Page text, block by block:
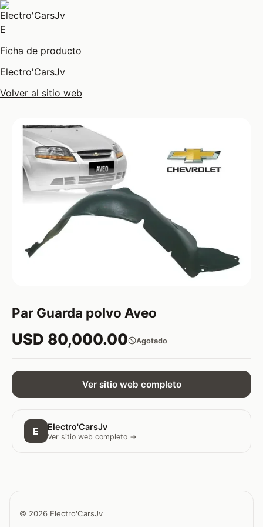
E
Ficha de producto
Electro'CarsJv
Volver al sitio web
Par Guarda polvo Aveo
USD 80,000.00 Agotado
Ver sitio web completo
E Electro'CarsJv
Ver sitio web completo →
© 2026 Electro'CarsJv